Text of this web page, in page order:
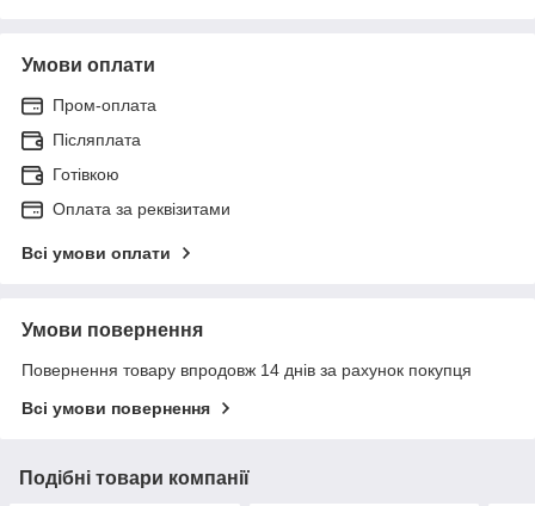
Умови оплати
Пром-оплата
Післяплата
Готівкою
Оплата за реквізитами
Всі умови оплати
Умови повернення
Повернення товару впродовж 14 днів за рахунок покупця
Всі умови повернення
Подібні товари компанії